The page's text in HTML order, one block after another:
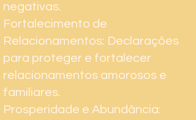
negativas.
Fortalecimento de
Relacionamentos: Declarações
para proteger e fortalecer
relacionamentos amorosos e
familiares.
Prosperidade e Abundância: